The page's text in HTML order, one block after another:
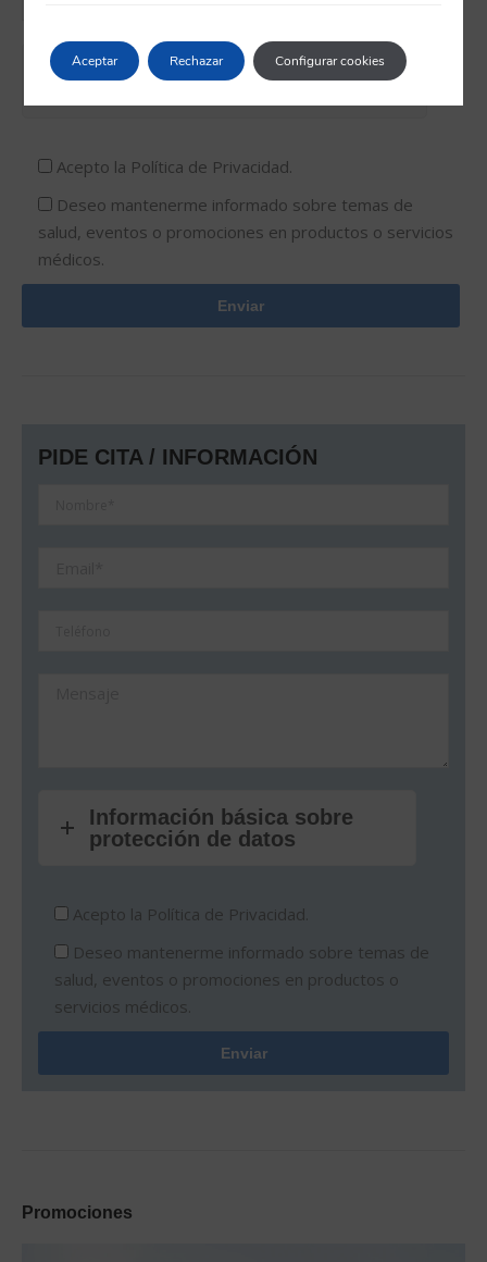
Información básica sobre
Acepto la Política de Privacidad.
Deseo mantenerme informado sobre temas de
salud, eventos o promociones en productos o servicios
médicos.
PIDE CITA / INFORMACIÓN
Información básica sobre
protección de datos
Acepto la Política de Privacidad.
Deseo mantenerme informado sobre temas de
salud, eventos o promociones en productos o
servicios médicos.
Promociones
Aceptar Rechazar Configurar cookies